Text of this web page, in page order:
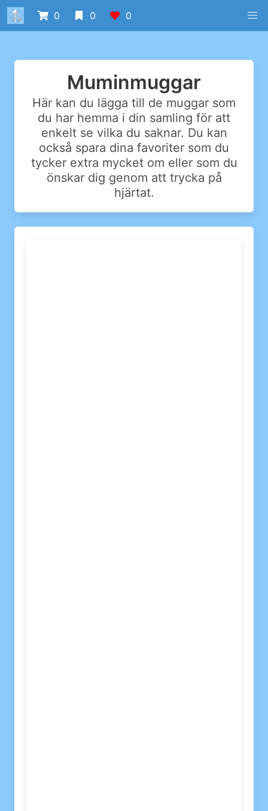
0 0 0
Muminmuggar
Här kan du lägga till de muggar som
du har hemma i din samling för att
enkelt se vilka du saknar. Du kan
också spara dina favoriter som du
tycker extra mycket om eller som du
önskar dig genom att trycka på
hjärtat.